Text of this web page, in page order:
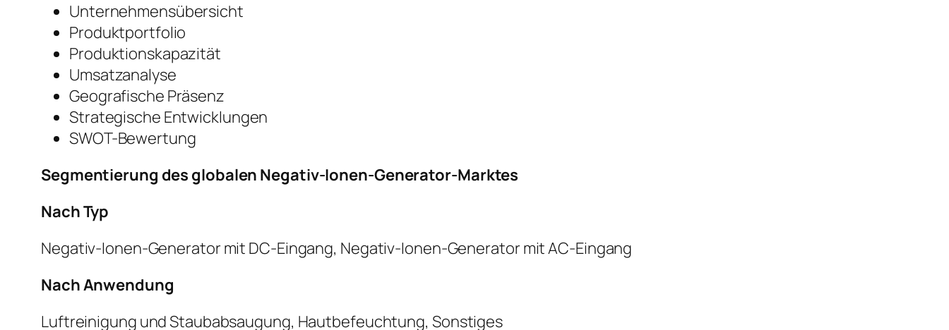
Unternehmensübersicht
Produktportfolio
Produktionskapazität
Umsatzanalyse
Geografische Präsenz
Strategische Entwicklungen
SWOT-Bewertung
Segmentierung des globalen Negativ-Ionen-Generator-Marktes
Nach Typ
Negativ-Ionen-Generator mit DC-Eingang, Negativ-Ionen-Generator mit AC-Eingang
Nach Anwendung
Luftreinigung und Staubabsaugung, Hautbefeuchtung, Sonstiges